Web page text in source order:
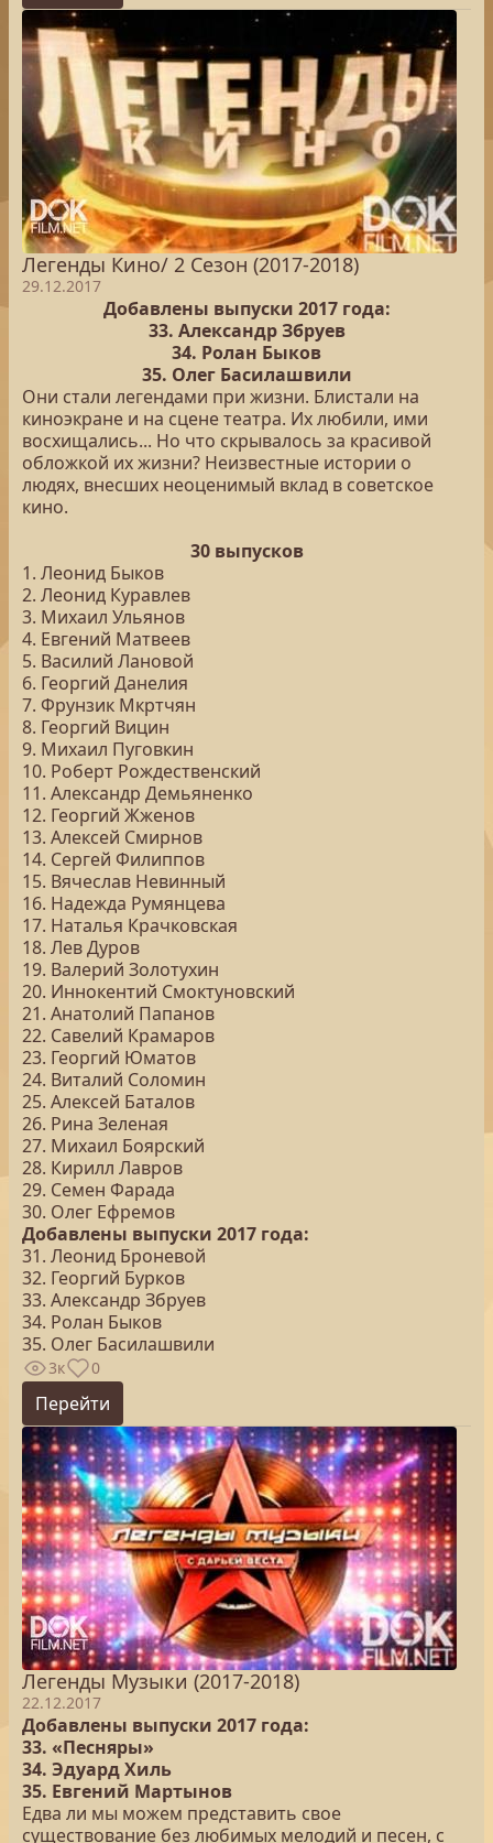
Легенды Кино/ 2 Сезон (2017-2018)
29.12.2017
Добавлены выпуски 2017 года:
33. Александр Збруев
34. Ролан Быков
35. Олег Басилашвили
Они стали легендами при жизни. Блистали на
киноэкране и на сцене театра. Их любили, ими
восхищались... Но что скрывалось за красивой
обложкой их жизни? Неизвестные истории о
людях, внесших неоценимый вклад в советское
кино.
30 выпусков
1. Леонид Быков
2. Леонид Куравлев
3. Михаил Ульянов
4. Евгений Матвеев
5. Василий Лановой
6. Георгий Данелия
7. Фрунзик Мкртчян
8. Георгий Вицин
9. Михаил Пуговкин
10. Роберт Рождественский
11. Александр Демьяненко
12. Георгий Жженов
13. Алексей Смирнов
14. Сергей Филиппов
15. Вячеслав Невинный
16. Надежда Румянцева
17. Наталья Крачковская
18. Лев Дуров
19. Валерий Золотухин
20. Иннокентий Смоктуновский
21. Анатолий Папанов
22. Савелий Крамаров
23. Георгий Юматов
24. Виталий Соломин
25. Алексей Баталов
26. Рина Зеленая
27. Михаил Боярский
28. Кирилл Лавров
29. Семен Фарада
30. Олег Ефремов
Добавлены выпуски 2017 года:
31. Леонид Броневой
32. Георгий Бурков
33. Александр Збруев
34. Ролан Быков
35. Олег Басилашвили
3к 0
Перейти
Легенды Музыки (2017-2018)
22.12.2017
Добавлены выпуски 2017 года:
33. «Песняры»
34. Эдуард Хиль
35. Евгений Мартынов
Едва ли мы можем представить свое
существование без любимых мелодий и песен, с